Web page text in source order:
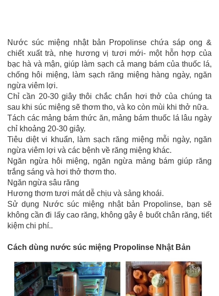
Nước súc miệng nhật bản Propolinse chứa sáp ong &
chiết xuất trà, nhẹ hương vị tươi mới- một hỗn hợp của
bạc hà và mận, giúp làm sạch cả mang bám của thuốc lá,
chống hôi miệng, làm sạch răng miệng hàng ngày, ngăn
ngừa viêm lợi.
Chỉ cần 20-30 giây thôi chắc chắn hơi thở của chúng ta
sau khi súc miệng sẽ thơm tho, và ko còn mùi khi thở nữa.
Tách các mảng bám thức ăn, mảng bám thuốc lá lâu ngày
chỉ khoảng 20-30 giây.
Tiêu diệt vi khuẩn, làm sạch răng miệng mỗi ngày, ngăn
ngừa viêm lợi và các bệnh về răng miệng khác.
Ngăn ngừa hôi miệng, ngăn ngừa mảng bám giúp răng
trắng sáng và hơi thở thơm tho.
Ngăn ngừa sâu răng
Hương thơm tươi mát dễ chịu và sảng khoái.
Sử dụng Nước súc miệng nhật bản Propolinse, bạn sẽ
không cần đi lấy cao răng, không gây ê buốt chân răng, tiết
kiệm chi phí..
Cách dùng nước súc miệng Propolinse Nhật Bản